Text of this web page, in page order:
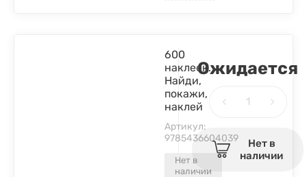
Нет в
наличии
600
наклеек.
Найди,
покажи,
наклей
Артикул:
9785436604039
Ожидается
Нет в
наличии